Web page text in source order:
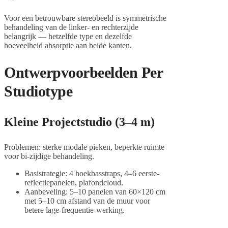
Voor een betrouwbare stereobeeld is symmetrische
behandeling van de linker- en rechterzijde
belangrijk — hetzelfde type en dezelfde
hoeveelheid absorptie aan beide kanten.
Ontwerpvoorbeelden Per
Studiotype
Kleine Projectstudio (3–4 m)
Problemen: sterke modale pieken, beperkte ruimte
voor bi-zijdige behandeling.
Basistrategie: 4 hoekbasstraps, 4–6 eerste-
reflectiepanelen, plafondcloud.
Aanbeveling: 5–10 panelen van 60×120 cm
met 5–10 cm afstand van de muur voor
betere lage-frequentie-werking.